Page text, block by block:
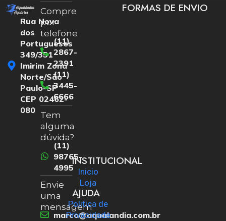
Rua Nova
dos
Portugueses
349/351
Imirim Zona
Norte/São
Paulo-SP
CEP 02462-
080
Compre
por
telefone
(11)
2867-
2391
(11)
3445-
6666
Tem
alguma
dúvida?
(11)
98765-
4995
Envie
uma
mensagem
marco@aqualandia.com.br
INSTITUCIONAL
Inicio
Loja
AJUDA
Politica de
Privacidade
FORMAS DE ENVIO